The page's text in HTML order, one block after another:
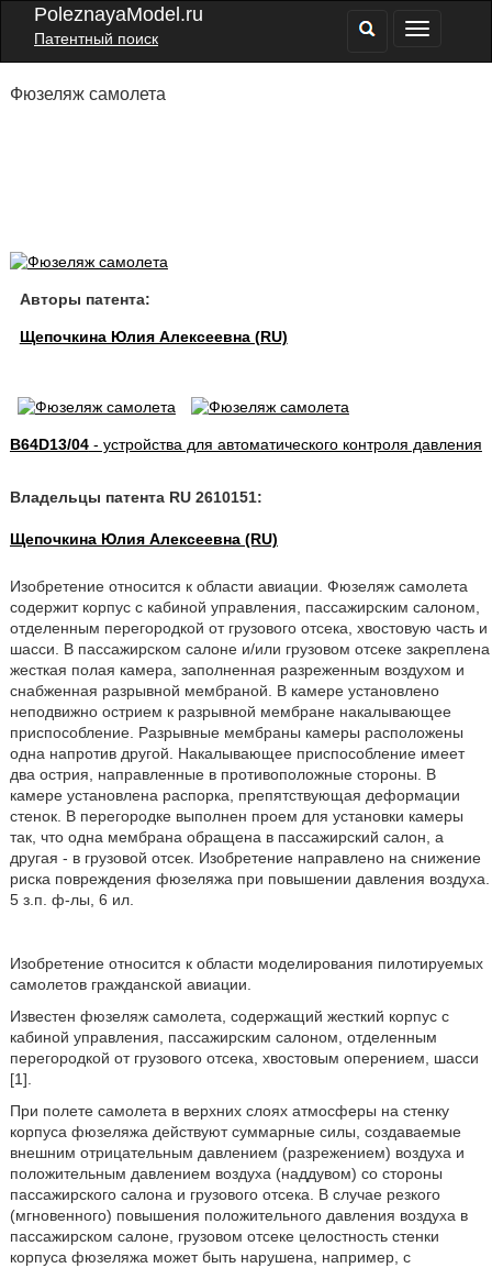
PoleznayaModel.ru
Патентный поиск
Фюзеляж самолета
Авторы патента:
Щепочкина Юлия Алексеевна (RU)
B64D13/04- устройства для автоматического контроля давления
Владельцы патента RU 2610151:
Щепочкина Юлия Алексеевна (RU)
Изобретение относится к области авиации. Фюзеляж самолета
содержит корпус с кабиной управления, пассажирским салоном,
отделенным перегородкой от грузового отсека, хвостовую часть и
шасси. В пассажирском салоне и/или грузовом отсеке закреплена
жесткая полая камера, заполненная разреженным воздухом и
снабженная разрывной мембраной. В камере установлено
неподвижно острием к разрывной мембране накалывающее
приспособление. Разрывные мембраны камеры расположены
одна напротив другой. Накалывающее приспособление имеет
два острия, направленные в противоположные стороны. В
камере установлена распорка, препятствующая деформации
стенок. В перегородке выполнен проем для установки камеры
так, что одна мембрана обращена в пассажирский салон, а
другая - в грузовой отсек. Изобретение направлено на снижение
риска повреждения фюзеляжа при повышении давления воздуха.
5 з.п. ф-лы, 6 ил.
Изобретение относится к области моделирования пилотируемых
самолетов гражданской авиации.
Известен фюзеляж самолета, содержащий жесткий корпус с
кабиной управления, пассажирским салоном, отделенным
перегородкой от грузового отсека, хвостовым оперением, шасси
[1].
При полете самолета в верхних слоях атмосферы на стенку
корпуса фюзеляжа действуют суммарные силы, создаваемые
внешним отрицательным давлением (разрежением) воздуха и
положительным давлением воздуха (наддувом) со стороны
пассажирского салона и грузового отсека. В случае резкого
(мгновенного) повышения положительного давления воздуха в
пассажирском салоне, грузовом отсеке целостность стенки
корпуса фюзеляжа может быть нарушена, например, с